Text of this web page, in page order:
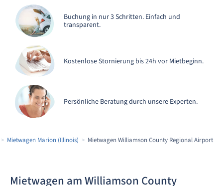
Buchung in nur 3 Schritten. Einfach und
transparent.
Kostenlose Stornierung bis 24h vor Mietbeginn.
Persönliche Beratung durch unsere Experten.
Mietwagen Marion (Illinois) Mietwagen Williamson County Regional Airport
Mietwagen am Williamson County